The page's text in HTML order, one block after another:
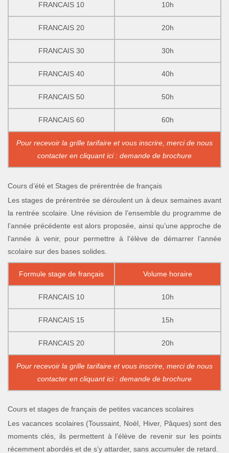
FRANCAIS 10 10h
FRANCAIS 20 20h
FRANCAIS 30 30h
FRANCAIS 40 40h
FRANCAIS 50 50h
FRANCAIS 60 60h
Pour recevoir la grille tarifaire et vous inscrire, merci de nous
contacter en cliquant ici : demande de brochure
Cours d’été et Stages de prérentrée de français
Les stages de prérentrée se déroulent un à deux semaines avant
la rentrée scolaire. Une révision de l’ensemble du programme de
l’année précédente est alors proposée, ainsi qu’une approche de
l’année à venir, pour permettre à l’élève de démarrer l’année
scolaire sur des bases solides.
Formule stage de français Volume horaire
FRANCAIS 10 10h
FRANCAIS 15 15h
FRANCAIS 20 20h
Pour recevoir la grille tarifaire et vous inscrire, merci de nous
contacter en cliquant ici : demande de brochure
Cours et stages de français de petites vacances scolaires
Les vacances scolaires (Toussaint, Noël, Hiver, Pâques) sont des
moments clés, ils permettent à l’élève de revenir sur les points
récemment abordés et de s’y attarder, sans accumuler de retard.